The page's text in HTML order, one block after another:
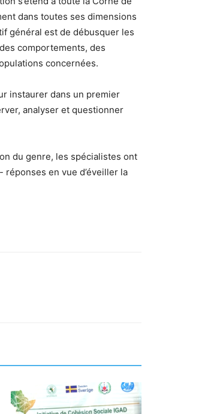
dans toutes ses dimensions
général est de débusquer les
comportements, des
concernées.
instaurer dans un premier
analyser et questionner
du genre, les spécialistes ont
en vue d’éveiller la